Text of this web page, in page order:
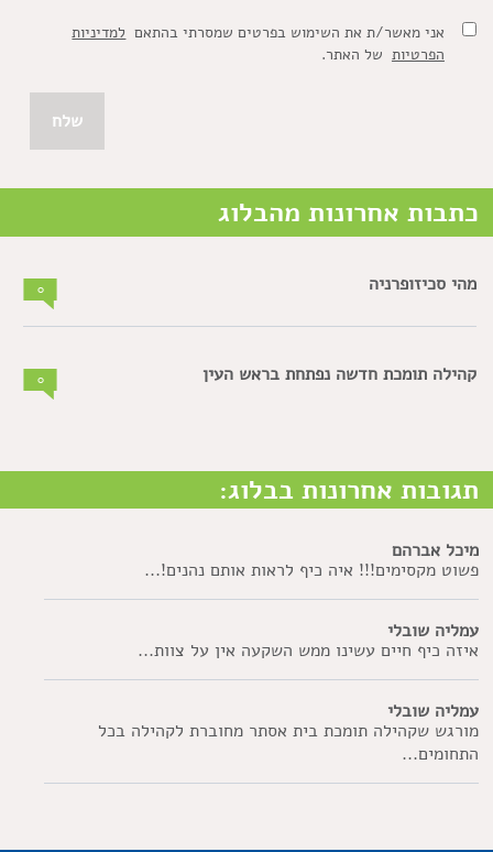
אני מאשר/ת את השימוש בפרטים שמסרתי בהתאם למדיניות
הפרטיותשל האתר.
כתבות אחרונות מהבלוג
מהי סכיזופרניה
קהילה תומכת חדשה נפתחת בראש העין
תגובות אחרונות בבלוג:
מיכל אברהם
פשוט מקסימים!!! איה כיף לראות אותם נהנים!...
עמליה שובלי
איזה כיף חיים עשינו ממש השקעה אין על צוות...
עמליה שובלי
מורגש שקהילה תומכת בית אסתר מחוברת לקהילה בכל
התחומים...